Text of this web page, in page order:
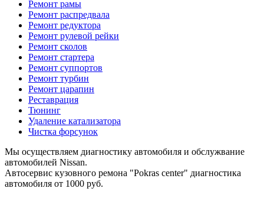
Ремонт рамы
Ремонт распредвала
Ремонт редуктора
Ремонт рулевой рейки
Ремонт сколов
Ремонт стартера
Ремонт суппортов
Ремонт турбин
Ремонт царапин
Реставрация
Тюнинг
Удаление катализатора
Чистка форсунок
Мы осуществляем диагностику автомобиля и обслужвание
автомобилей Nissan.
Автосервис кузовного ремона "Pokras center" диагностика
автомобиля от 1000 руб.